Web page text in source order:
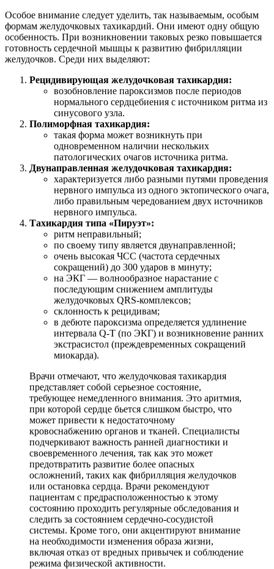
Особое внимание следует уделить, так называемым, особым
формам желудочковых тахикардий. Они имеют одну общую
особенность. При возникновении таковых резко повышается
готовность сердечной мышцы к развитию фибрилляции
желудочков. Среди них выделяют:
Рецидивирующая желудочковая тахикардия:
возобновление пароксизмов после периодов
нормального сердцебиения с источником ритма из
синусового узла.
Полиморфная тахикардия:
такая форма может возникнуть при
одновременном наличии нескольких
патологических очагов источника ритма.
Двунаправленная желудочковая тахикардия:
характеризуется либо разными путями проведения
нервного импульса из одного эктопического очага,
либо правильным чередованием двух источников
нервного импульса.
Тахикардия типа «Пируэт»:
ритм неправильный;
по своему типу является двунаправленной;
очень высокая ЧСС (частота сердечных
сокращений) до 300 ударов в минуту;
на ЭКГ — волнообразное нарастание с
последующим снижением амплитуды
желудочковых QRS-комплексов;
склонность к рецидивам;
в дебюте пароксизма определяется удлинение
интервала Q-T (по ЭКГ) и возникновение ранних
экстрасистол (преждевременных сокращений
миокарда).
Врачи отмечают, что желудочковая тахикардия
представляет собой серьезное состояние,
требующее немедленного внимания. Это аритмия,
при которой сердце бьется слишком быстро, что
может привести к недостаточному
кровоснабжению органов и тканей. Специалисты
подчеркивают важность ранней диагностики и
своевременного лечения, так как это может
предотвратить развитие более опасных
осложнений, таких как фибрилляция желудочков
или остановка сердца. Врачи рекомендуют
пациентам с предрасположенностью к этому
состоянию проходить регулярные обследования и
следить за состоянием сердечно-сосудистой
системы. Кроме того, они акцентируют внимание
на необходимости изменения образа жизни,
включая отказ от вредных привычек и соблюдение
режима физической активности.